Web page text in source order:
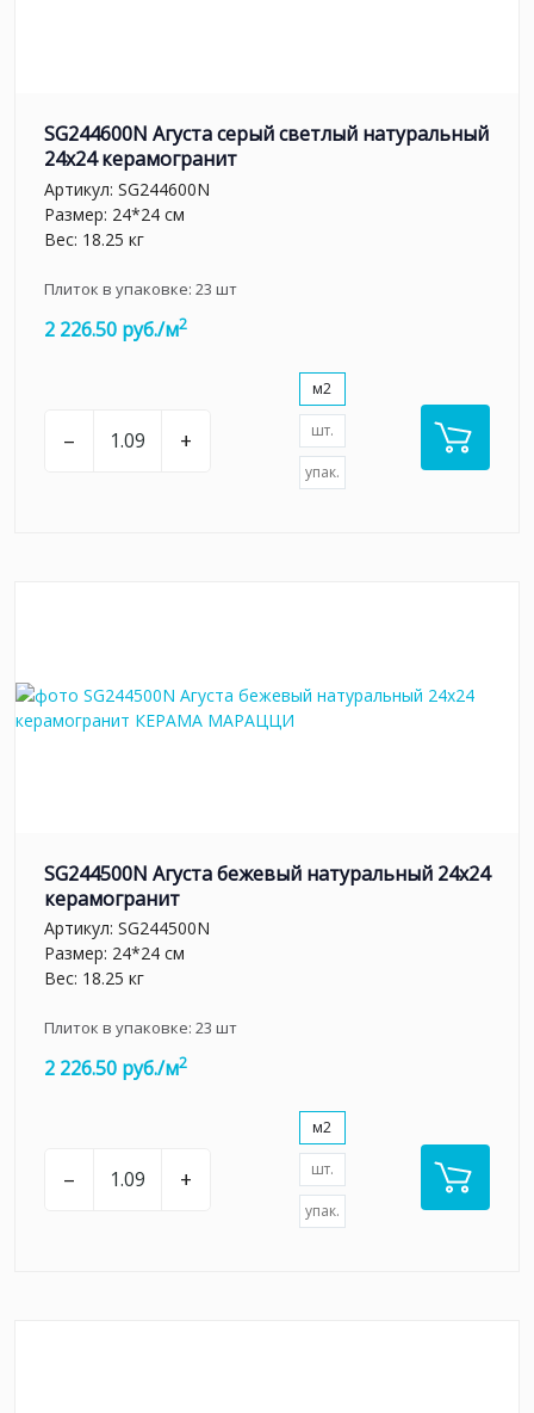
SG244600N Агуста серый светлый натуральный
24х24 керамогранит
Артикул: SG244600N
Размер: 24*24 см
Вес: 18.25 кг
Плиток в упаковке: 23 шт
2 226.50 руб./м2
– +
м2
шт.
упак.
SG244500N Агуста бежевый натуральный 24х24
керамогранит
Артикул: SG244500N
Размер: 24*24 см
Вес: 18.25 кг
Плиток в упаковке: 23 шт
2 226.50 руб./м2
– +
м2
шт.
упак.